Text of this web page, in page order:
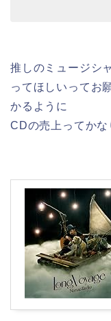
推しのミュージシ
ってほしいってお
かるように
CDの売上ってかな